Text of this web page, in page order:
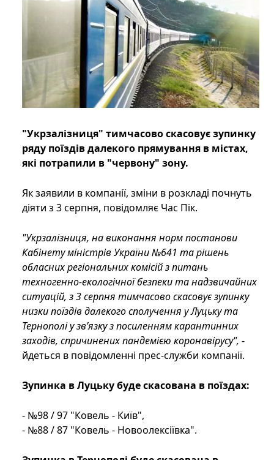
"Укрзалізниця" тимчасово скасовує зупинку
ряду поїздів далекого прямування в містах,
які потрапили в "червону" зону.
Як заявили в компанії, зміни в розкладі почнуть
діяти з 3 серпня, повідомляє Час Пік.
"Укрзалізниця, на виконання норм постанови
Кабінету міністрів України №641 та рішень
обласних регіональних комісій з питань
техногенно-екологічної безпеки та надзвичайних
ситуацій, з 3 серпня тимчасово скасовує зупинку
низки поїздів далекого сполучення у Луцьку та
Тернополі у зв’язку з посиленням карантинних
заходів, спричинених пандемією коронавірусу", -
йдеться в повідомленні прес-служби компанії.
Зупинка в Луцьку буде скасована в поїздах:
- №98 / 97 "Ковель - Київ",
- №88 / 87 "Ковель - Новоолексіївка".